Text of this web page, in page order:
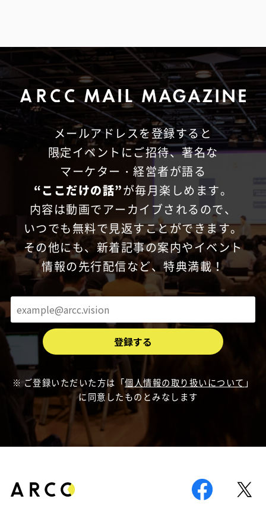
メールアドレスを登録すると
限定イベントにご招待、著名な
マーケター・経営者が語る
“ここだけの話”が毎月楽しめます。
内容は動画でアーカイブされるので、
いつでも無料で見返すことができます。
その他にも、新着記事の案内やイベント
情報の先行配信など、特典満載！
ご登録いただいた方は「個人情報の取り扱いについて 」
に同意したものとみなします